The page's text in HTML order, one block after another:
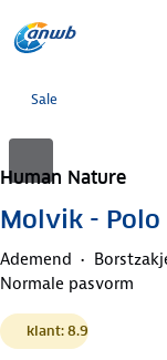
Sale
Human Nature
Molvik - Polo
Ademend
Normale pasvorm
klant: 8.9